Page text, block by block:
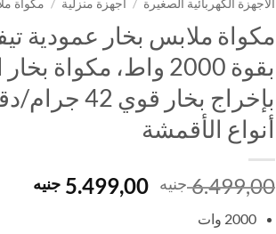
الأجهزة الكهربائية الصغيرة / أجهزة منزلية / مكواة
بقوة 2000 واط، مكواة
بإخراج
أنواع الأقمشة
6.499,00 جنيه السعر
الأصلي
5.499,00 جنيه
2000 وات